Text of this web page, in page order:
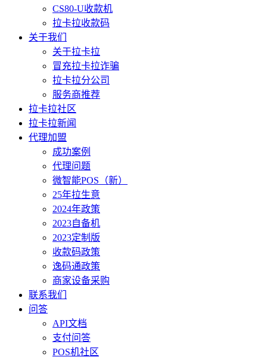
CS80-U收款机
拉卡拉收款码
关于我们
关于拉卡拉
冒充拉卡拉诈骗
拉卡拉分公司
服务商推荐
拉卡拉社区
拉卡拉新闻
代理加盟
成功案例
代理问题
微智能POS（新）
25年拉生意
2024年政策
2023自备机
2023定制版
收款码政策
逸码通政策
商家设备采购
联系我们
问答
API文档
支付问答
POS机社区